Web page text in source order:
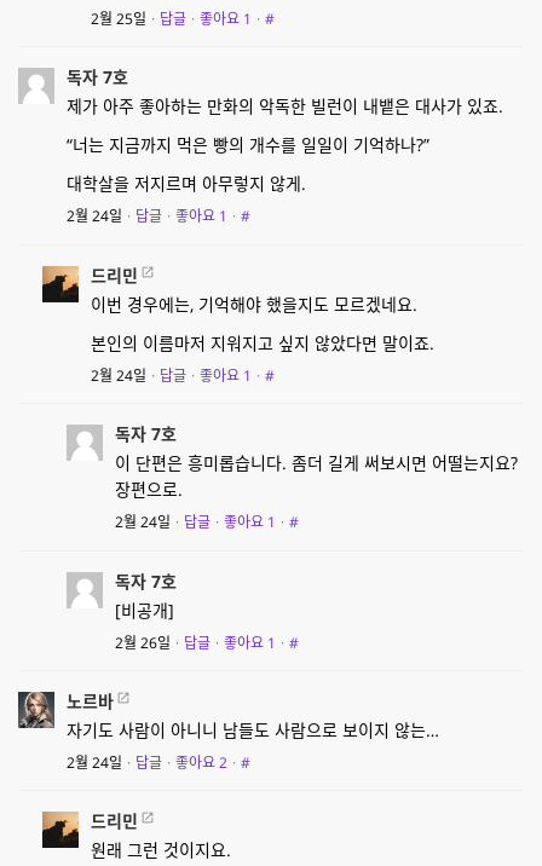
2월 25일 · 답글 · 좋아요 1 · #
독자 7호
제가 아주 좋아하는 만화의 악독한 빌런이 내뱉은 대사가 있죠.
“너는 지금까지 먹은 빵의 개수를 일일이 기억하나?”
대학살을 저지르며 아무렇지 않게.
2월 24일 · 답글 · 좋아요 1 · #
드리민
이번 경우에는, 기억해야 했을지도 모르겠네요.
본인의 이름마저 지워지고 싶지 않았다면 말이죠.
2월 24일 · 답글 · 좋아요 1 · #
독자 7호
이 단편은 흥미롭습니다. 좀더 길게 써보시면 어떨는지요?
장편으로.
2월 24일 · 답글 · 좋아요 1 · #
독자 7호
[비공개]
2월 26일 · 답글 · 좋아요 1 · #
노르바
자기도 사람이 아니니 남들도 사람으로 보이지 않는…
2월 24일 · 답글 · 좋아요2 · #
드리민
원래 그런 것이지요.